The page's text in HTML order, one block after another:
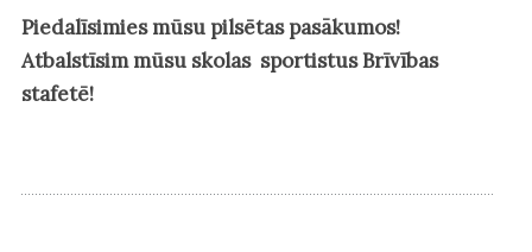
Piedalīsimies mūsu pilsētas pasākumos!
Atbalstīsim mūsu skolas sportistus Brīvības
stafetē!